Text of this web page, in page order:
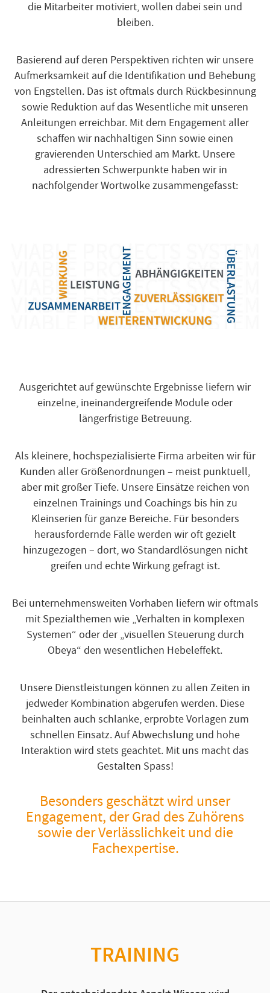
die Mitarbeiter motiviert, wollen dabei sein und
bleiben.
Basierend auf deren Perspektiven richten wir unsere
Aufmerksamkeit auf die Identifikation und Behebung
von Engstellen. Das ist oftmals durch Rückbesinnung
sowie Reduktion auf das Wesentliche mit unseren
Anleitungen erreichbar. Mit dem Engagement aller
schaffen wir nachhaltigen Sinn sowie einen
gravierenden Unterschied am Markt. Unsere
adressierten Schwerpunkte haben wir in
nachfolgender Wortwolke zusammengefasst:
Ausgerichtet auf gewünschte Ergebnisse liefern wir
einzelne, ineinandergreifende Module oder
längerfristige Betreuung.
Als kleinere, hochspezialisierte Firma arbeiten wir für
Kunden aller Größenordnungen – meist punktuell,
aber mit großer Tiefe. Unsere Einsätze reichen von
einzelnen Trainings und Coachings bis hin zu
Kleinserien für ganze Bereiche. Für besonders
herausfordernde Fälle werden wir oft gezielt
hinzugezogen – dort, wo Standardlösungen nicht
greifen und echte Wirkung gefragt ist.
Bei unternehmensweiten Vorhaben liefern wir oftmals
mit Spezialthemen wie „Verhalten in komplexen
Systemen“ oder der „visuellen Steuerung durch
Obeya“ den wesentlichen Hebeleffekt.
Unsere Dienstleistungen können zu allen Zeiten in
jedweder Kombination abgerufen werden. Diese
beinhalten auch schlanke, erprobte Vorlagen zum
schnellen Einsatz. Auf Abwechslung und hohe
Interaktion wird stets geachtet. Mit uns macht das
Gestalten Spass!
Besonders geschätzt wird unser
Engagement, der Grad des Zuhörens
sowie der Verlässlichkeit und die
Fachexpertise.
TRAINING